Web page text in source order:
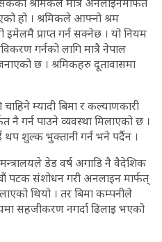
हो । श्रमिकले आफ्नो श्रम
प्राप्त गर्न सक्नेछ । यो नियम
गर्नको लागि मात्रै नेपाल
छ । श्रमिकहरु दूतावासमा
म्यादी बिमा र कल्याणकारी
नै गर्न पाउने व्यवस्था मिलाएको छ ।
शुल्क भुक्तानी गर्न भने पर्दैन ।
डेड वर्ष अगाडि नै वैदेशिक
पटक संशोधन गरी अनलाइन मार्फत्
थियो । तर बिमा कम्पनीले
सहजीकरण नगर्दा ढिलाइ भएको